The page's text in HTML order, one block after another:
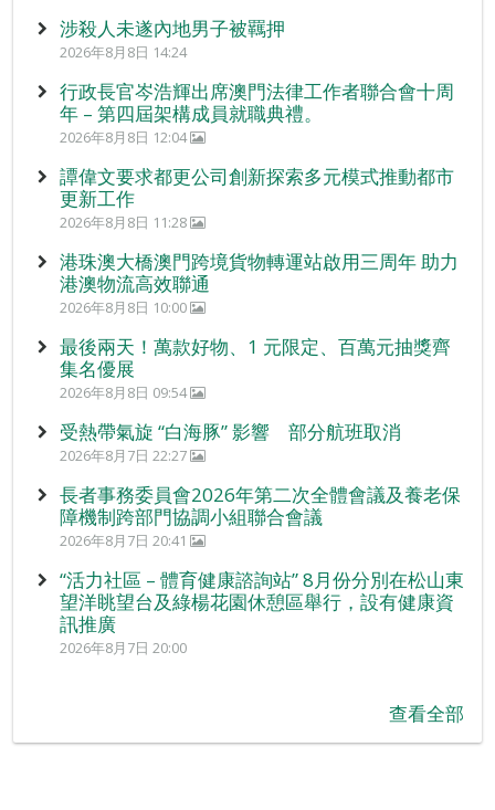
涉殺人未遂內地男子被羈押
2026年8月8日 14:24
行政長官岑浩輝出席澳門法律工作者聯合會十周
年 – 第四屆架構成員就職典禮。
2026年8月8日 12:04
譚偉文要求都更公司創新探索多元模式推動都市
更新工作
2026年8月8日 11:28
港珠澳大橋澳門跨境貨物轉運站啟用三周年 助力
港澳物流高效聯通
2026年8月8日 10:00
最後兩天！萬款好物、1 元限定、百萬元抽獎齊
集名優展
2026年8月8日 09:54
受熱帶氣旋 “白海豚” 影響 部分航班取消
2026年8月7日 22:27
長者事務委員會2026年第二次全體會議及養老保
障機制跨部門協調小組聯合會議
2026年8月7日 20:41
“活力社區 – 體育健康諮詢站” 8月份分別在松山東
望洋眺望台及綠楊花園休憩區舉行，設有健康資
訊推廣
2026年8月7日 20:00
查看全部